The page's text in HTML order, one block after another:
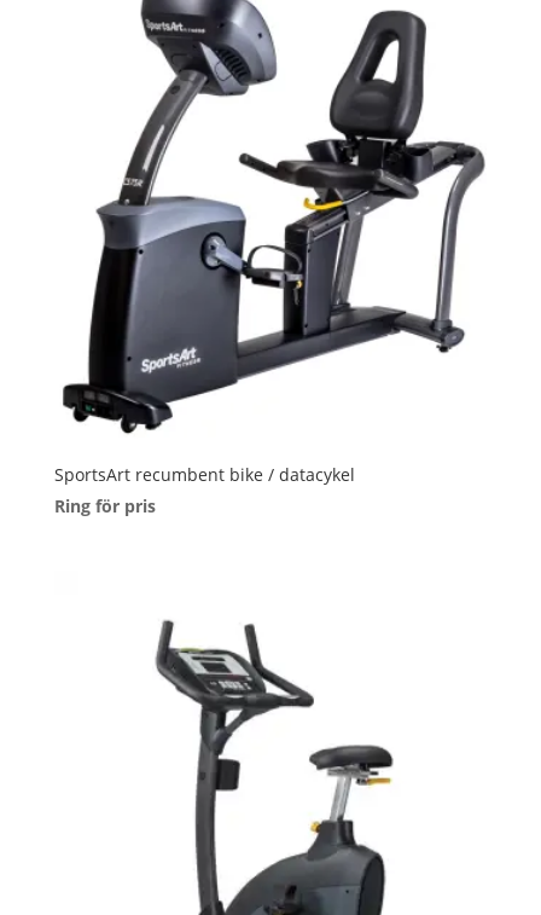
SportsArt recumbent bike / datacykel
Ring för pris